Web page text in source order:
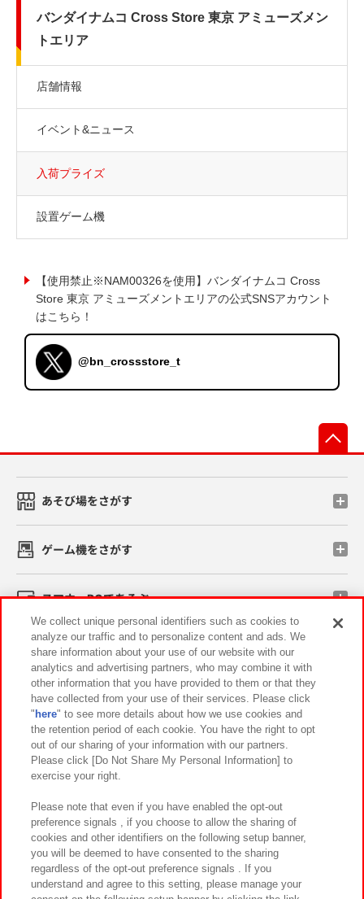
バンダイナムコ Cross Store 東京 アミューズメン
トエリア
店舗情報
イベント&ニュース
入荷プライズ
設置ゲーム機
【使用禁止※NAM00326を使用】バンダイナムコ Cross
Store 東京 アミューズメントエリアの公式SNSアカウント
はこちら！
@bn_crossstore_t
あそび場をさがす
ゲーム機をさがす
スマホ・PCであそぶ
イベント・キャンペーン
関連会社 サステナビリティ サイトポリシー
プライバシーポリシー ウェブアクセシビリティ方針と検証結果
お取引先さまとともに
カスタマーハラスメント対応方針 よくあるご質問・お問い合わせ
We collect unique personal identifiers such as cookies to
analyze our traffic and to personalize content and ads. We
share information about your use of our website with our
analytics and advertising partners, who may combine it with
other information that you have provided to them or that they
have collected from your use of their services. Please click
" here" to see more details about how we use cookies and
the retention period of each cookie. You have the right to opt
out of our sharing of your information with our partners.
Please click [Do Not Share My Personal Information] to
exercise your right.
Please note that even if you have enabled the opt-out
preference signals , if you choose to allow the sharing of
cookies and other identifiers on the following setup banner,
you will be deemed to have consented to the sharing
regardless of the opt-out preference signals . If you
understand and agree to this setting, please manage your